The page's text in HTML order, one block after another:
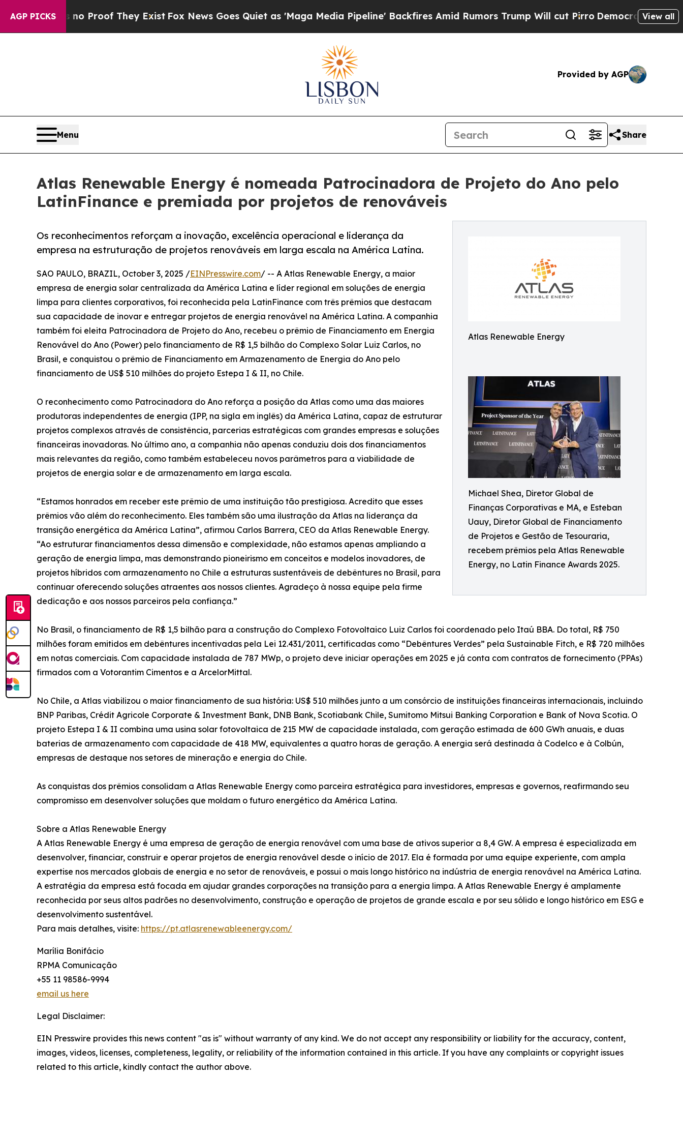
AGP PICKSno Proof They ExistFox News Goes Quiet as 'Maga Media Pipeline' Backfires Amid Rumors Trump Will cut Pirro Democratic Socialists of
View all
Provided by AGP
Menu Share
Atlas Renewable Energy é nomeada Patrocinadora de Projeto do Ano pelo
LatinFinance e premiada por projetos de renováveis
Atlas Renewable Energy
Michael Shea, Diretor Global de
Finanças Corporativas e MA, e Esteban
Uauy, Diretor Global de Financiamento
de Projetos e Gestão de Tesouraria,
recebem prêmios pela Atlas Renewable
Energy, no Latin Finance Awards 2025.
Os reconhecimentos reforçam a inovação, excelência operacional e liderança da
empresa na estruturação de projetos renováveis em larga escala na América Latina.
SAO PAULO, BRAZIL, October 3, 2025 /EINPresswire.com/ -- A Atlas Renewable Energy, a maior
empresa de energia solar centralizada da América Latina e líder regional em soluções de energia
limpa para clientes corporativos, foi reconhecida pela LatinFinance com três prêmios que destacam
sua capacidade de inovar e entregar projetos de energia renovável na América Latina. A companhia
também foi eleita Patrocinadora de Projeto do Ano, recebeu o prêmio de Financiamento em Energia
Renovável do Ano (Power) pelo financiamento de R$ 1,5 bilhão do Complexo Solar Luiz Carlos, no
Brasil, e conquistou o prêmio de Financiamento em Armazenamento de Energia do Ano pelo
financiamento de US$ 510 milhões do projeto Estepa I & II, no Chile.
O reconhecimento como Patrocinadora do Ano reforça a posição da Atlas como uma das maiores
produtoras independentes de energia (IPP, na sigla em inglês) da América Latina, capaz de estruturar
projetos complexos através de consistência, parcerias estratégicas com grandes empresas e soluções
financeiras inovadoras. No último ano, a companhia não apenas conduziu dois dos financiamentos
mais relevantes da região, como também estabeleceu novos parâmetros para a viabilidade de
projetos de energia solar e de armazenamento em larga escala.
“Estamos honrados em receber este prêmio de uma instituição tão prestigiosa. Acredito que esses
prêmios vão além do reconhecimento. Eles também são uma ilustração da Atlas na liderança da
transição energética da América Latina”, afirmou Carlos Barrera, CEO da Atlas Renewable Energy.
“Ao estruturar financiamentos dessa dimensão e complexidade, não estamos apenas ampliando a
geração de energia limpa, mas demonstrando pioneirismo em conceitos e modelos inovadores, de
projetos híbridos com armazenamento no Chile a estruturas sustentáveis de debêntures no Brasil, para
continuar oferecendo soluções atraentes aos nossos clientes. Agradeço à nossa equipe pela firme
dedicação e aos nossos parceiros pela confiança.”
No Brasil, o financiamento de R$ 1,5 bilhão para a construção do Complexo Fotovoltaico Luiz Carlos foi coordenado pelo Itaú BBA. Do total, R$ 750
milhões foram emitidos em debêntures incentivadas pela Lei 12.431/2011, certificadas como “Debêntures Verdes” pela Sustainable Fitch, e R$ 720 milhões
em notas comerciais. Com capacidade instalada de 787 MWp, o projeto deve iniciar operações em 2025 e já conta com contratos de fornecimento (PPAs)
firmados com a Votorantim Cimentos e a ArcelorMittal.
No Chile, a Atlas viabilizou o maior financiamento de sua história: US$ 510 milhões junto a um consórcio de instituições financeiras internacionais, incluindo
BNP Paribas, Crédit Agricole Corporate & Investment Bank, DNB Bank, Scotiabank Chile, Sumitomo Mitsui Banking Corporation e Bank of Nova Scotia. O
projeto Estepa I & II combina uma usina solar fotovoltaica de 215 MW de capacidade instalada, com geração estimada de 600 GWh anuais, e duas
baterias de armazenamento com capacidade de 418 MW, equivalentes a quatro horas de geração. A energia será destinada à Codelco e à Colbún,
empresas de destaque nos setores de mineração e energia do Chile.
As conquistas dos prêmios consolidam a Atlas Renewable Energy como parceira estratégica para investidores, empresas e governos, reafirmando seu
compromisso em desenvolver soluções que moldam o futuro energético da América Latina.
Sobre a Atlas Renewable Energy
A Atlas Renewable Energy é uma empresa de geração de energia renovável com uma base de ativos superior a 8,4 GW. A empresa é especializada em
desenvolver, financiar, construir e operar projetos de energia renovável desde o início de 2017. Ela é formada por uma equipe experiente, com ampla
expertise nos mercados globais de energia e no setor de renováveis, e possui o mais longo histórico na indústria de energia renovável na América Latina.
A estratégia da empresa está focada em ajudar grandes corporações na transição para a energia limpa. A Atlas Renewable Energy é amplamente
reconhecida por seus altos padrões no desenvolvimento, construção e operação de projetos de grande escala e por seu sólido e longo histórico em ESG e
desenvolvimento sustentável.
Para mais detalhes, visite: https://pt.atlasrenewableenergy.com/
Marília Bonifácio
RPMA Comunicação
+55 11 98586-9994
email us here
Legal Disclaimer:
EIN Presswire provides this news content "as is" without warranty of any kind. We do not accept any responsibility or liability for the accuracy, content,
images, videos, licenses, completeness, legality, or reliability of the information contained in this article. If you have any complaints or copyright issues
related to this article, kindly contact the author above.